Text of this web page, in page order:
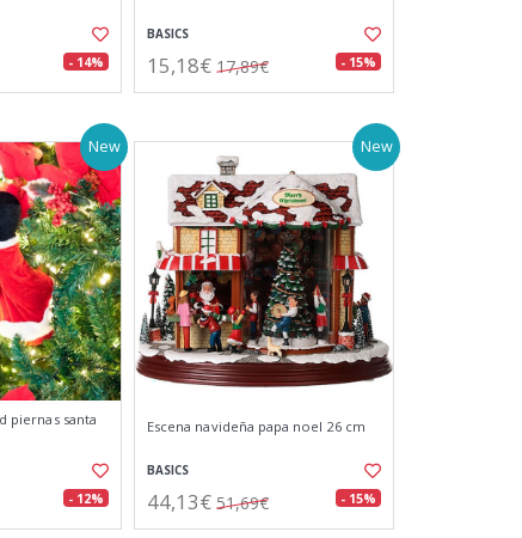
- 14%
BASICS
15,18€ 17,89€ - 15%
New
piernas santa
- 12%
New
Escena navideña papa noel 26 cm
BASICS
44,13€ 51,69€ - 15%